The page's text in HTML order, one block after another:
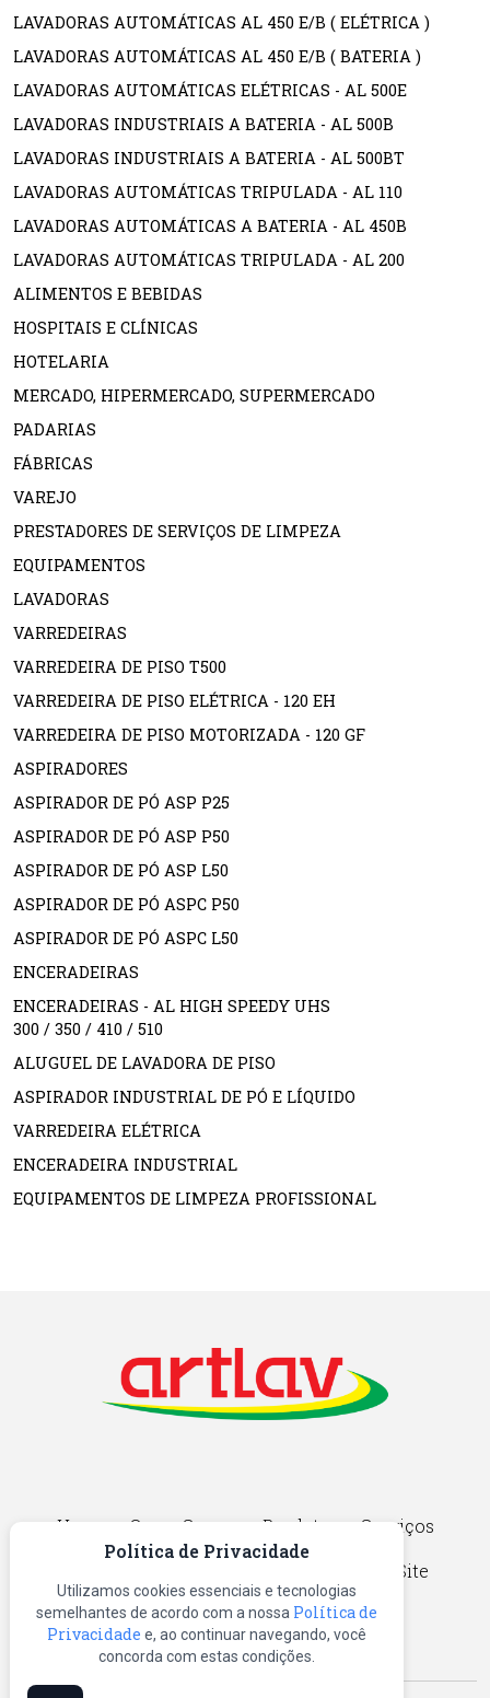
LAVADORAS AUTOMÁTICAS AL 450 E/B ( ELÉTRICA )
LAVADORAS AUTOMÁTICAS AL 450 E/B ( BATERIA )
LAVADORAS AUTOMÁTICAS ELÉTRICAS - AL 500E
LAVADORAS INDUSTRIAIS A BATERIA - AL 500B
LAVADORAS INDUSTRIAIS A BATERIA - AL 500BT
LAVADORAS AUTOMÁTICAS TRIPULADA - AL 110
LAVADORAS AUTOMÁTICAS A BATERIA - AL 450B
LAVADORAS AUTOMÁTICAS TRIPULADA - AL 200
ALIMENTOS E BEBIDAS
HOSPITAIS E CLÍNICAS
HOTELARIA
MERCADO, HIPERMERCADO, SUPERMERCADO
PADARIAS
FÁBRICAS
VAREJO
PRESTADORES DE SERVIÇOS DE LIMPEZA
EQUIPAMENTOS
LAVADORAS
VARREDEIRAS
VARREDEIRA DE PISO T500
VARREDEIRA DE PISO ELÉTRICA - 120 EH
VARREDEIRA DE PISO MOTORIZADA - 120 GF
ASPIRADORES
ASPIRADOR DE PÓ ASP P25
ASPIRADOR DE PÓ ASP P50
ASPIRADOR DE PÓ ASP L50
ASPIRADOR DE PÓ ASPC P50
ASPIRADOR DE PÓ ASPC L50
ENCERADEIRAS
ENCERADEIRAS - AL HIGH SPEEDY UHS
300 / 350 / 410 / 510
ALUGUEL DE LAVADORA DE PISO
ASPIRADOR INDUSTRIAL DE PÓ E LÍQUIDO
VARREDEIRA ELÉTRICA
ENCERADEIRA INDUSTRIAL
EQUIPAMENTOS DE LIMPEZA PROFISSIONAL
Home Quem Somos Produtos
Serviços
Mapa do Site
Política de Privacidade
Utilizamos cookies essenciais e tecnologias
semelhantes de acordo com a nossa Política de
Privacidade e, ao continuar navegando, você
concorda com estas condições.